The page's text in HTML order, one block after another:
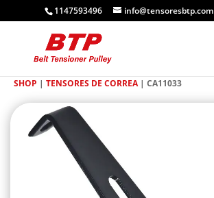
1147593496 info@tensoresbtp.com
SHOP | TENSORES DE CORREA| CA11033